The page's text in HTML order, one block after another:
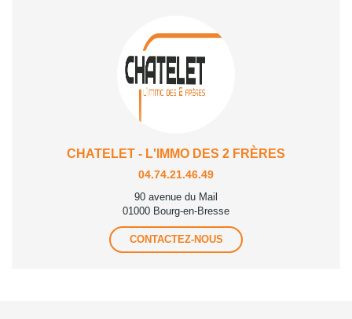
CHATELET - L'IMMO DES 2 FRÈRES
04.74.21.46.49
90 avenue du Mail
01000 Bourg-en-Bresse
CONTACTEZ-NOUS